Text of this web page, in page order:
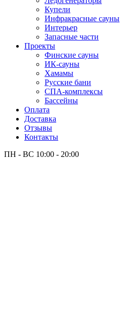
Купели
Инфракрасные сауны
Интерьер
Запасные части
Проекты
Финские сауны
ИК-сауны
Хамамы
Русские бани
СПА-комплексы
Бассейны
Оплата
Доставка
Отзывы
Контакты
ПН - ВС 10:00 - 20:00